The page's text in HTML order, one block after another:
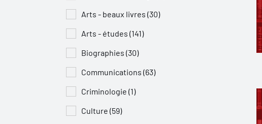
Arts - beaux livres (30)
Arts - études (141)
Biographies (30)
Communications (63)
Criminologie (1)
Culture (59)